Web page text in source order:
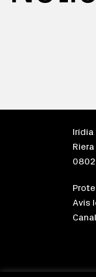
Irídia
Avís